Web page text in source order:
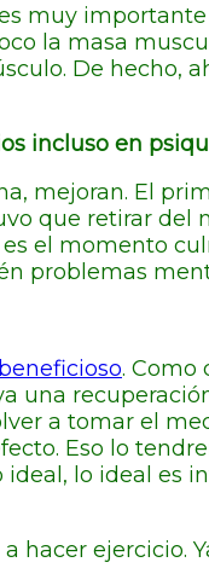
muy
la masa
De hecho,
incluso en
mejoran. El
que retirar del
el momento
problemas
beneficioso. Como
a tomar el
Eso lo
lo ideal es
hacer ejercicio.